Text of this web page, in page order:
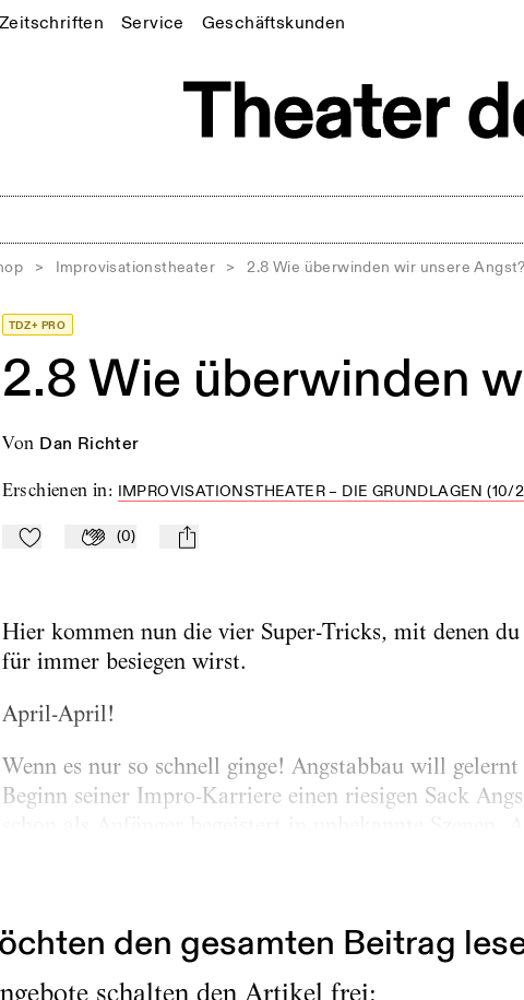
Service Geschäftskunden
> Improvisationstheater > 2.8 Wie überwinden wir unsere Angst?
TDZ+ PRO
2.8 Wie überwinden
von Dan Richter
Erschienen in: IMPROVISATIONSTHEATER – DIE GRUNDLAGEN (10/
Zu Mein-TdZ hinzufügen
Applaudieren
(0) mail
Hier kommen nun die vier Super-Tricks, mit denen
für immer besiegen wirst.
April-April!
Wenn es nur so schnell ginge! Angstabbau will
Beginn seiner Impro-Karriere einen riesigen Sack
den gesamten Beitrag
schalten den Artikel frei: